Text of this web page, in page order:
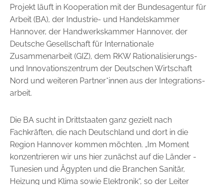
Projekt läuft in Kooperation mit der Bundesagentur für
Arbeit (BA), der Industrie- und Handelskammer
Hannover, der Handwerkskammer Hannover, der
Deutsche Gesellschaft für Internationale
Zusammenarbeit (GIZ), dem RKW Rationalisierungs-
und Innovationszentrum der Deutschen Wirtschaft
Nord und weiteren Partner*innen aus der Integrations­
arbeit.
Die BA sucht in Drittstaaten ganz gezielt nach
Fachkräften, die nach Deutschland und dort in die
Region Hannover kommen möchten. „Im Moment
konzentrieren wir uns hier zunächst auf die Länder ­
Tunesien und Ägypten und die Branchen Sanitär,
Heizung und ­Klima sowie Elektronik“, so der Leiter